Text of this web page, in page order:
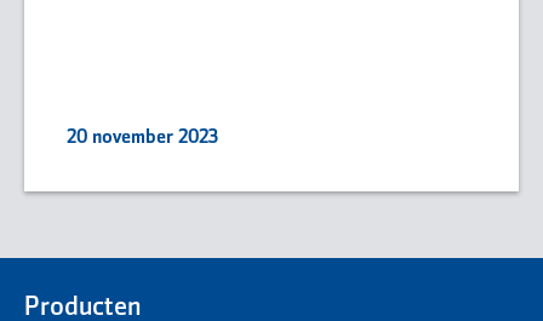
20 november 2023
Producten